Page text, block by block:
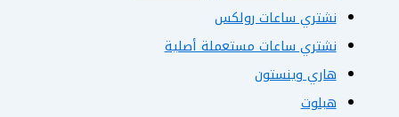
نشتري ساعات رولكس
نشتري ساعات مستعملة أصلية
هاري وينستون
هبلوت